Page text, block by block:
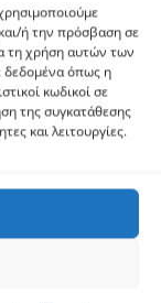
ή την πρόσβαση σε
τη χρήση αυτών των
δεδομένα όπως η
κωδικοί σε
της συγκατάθεσης
και λειτουργίες.
με
με αφρό
την
δεν έχει